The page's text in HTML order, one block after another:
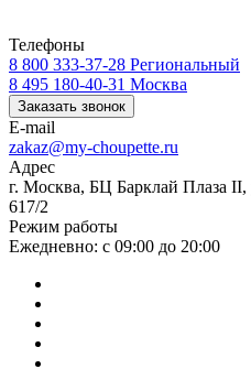
Телефоны
8 800 333-37-28 Региональный
8 495 180-40-31 Москва
Заказать звонок
E-mail
zakaz@my-choupette.ru
Адрес
г. Москва, БЦ Барклай Плаза II,
617/2
Режим работы
Ежедневно: с 09:00 до 20:00